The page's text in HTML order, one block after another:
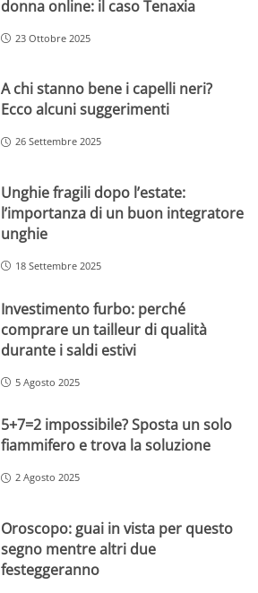
donna online: il caso Tenaxia
23 Ottobre 2025
A chi stanno bene i capelli neri?
Ecco alcuni suggerimenti
26 Settembre 2025
Unghie fragili dopo l’estate:
l’importanza di un buon integratore
unghie
18 Settembre 2025
Investimento furbo: perché
comprare un tailleur di qualità
durante i saldi estivi
5 Agosto 2025
5+7=2 impossibile? Sposta un solo
fiammifero e trova la soluzione
2 Agosto 2025
Oroscopo: guai in vista per questo
segno mentre altri due
festeggeranno